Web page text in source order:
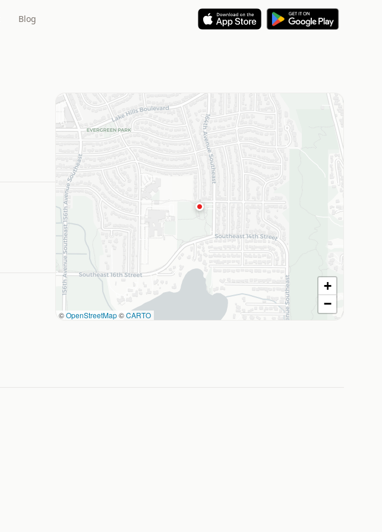
Blog
©OpenStreetMap©CARTO
+
−